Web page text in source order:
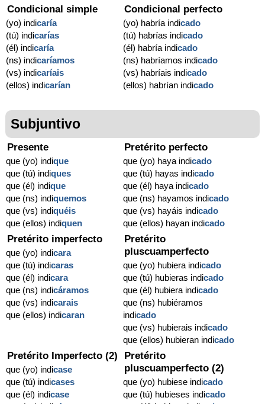
Condicional simple
(yo) indicaría
(tú) indicarías
(él) indicaría
(ns) indicaríamos
(vs) indicaríais
(ellos) indicarían
Condicional perfecto
(yo) habría indicado
(tú) habrías indicado
(él) habría indicado
(ns) habríamos indicado
(vs) habríais indicado
(ellos) habrían indicado
Subjuntivo
Presente
que (yo) indique
que (tú) indiques
que (él) indique
que (ns) indiquemos
que (vs) indiquéis
que (ellos) indiquen
Pretérito perfecto
que (yo) haya indicado
que (tú) hayas indicado
que (él) haya indicado
que (ns) hayamos indicado
que (vs) hayáis indicado
que (ellos) hayan indicado
Pretérito imperfecto
que (yo) indicara
que (tú) indicaras
que (él) indicara
que (ns) indicáramos
que (vs) indicarais
que (ellos) indicaran
Pretérito
pluscuamperfecto
que (yo) hubiera indicado
que (tú) hubieras indicado
que (él) hubiera indicado
que (ns) hubiéramos
indicado
que (vs) hubierais indicado
que (ellos) hubieran indicado
Pretérito Imperfecto (2)
que (yo) indicase
que (tú) indicases
que (él) indicase
Pretérito
pluscuamperfecto (2)
que (yo) hubiese indicado
que (tú) hubieses indicado